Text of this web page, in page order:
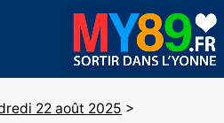
22 août 2025 >